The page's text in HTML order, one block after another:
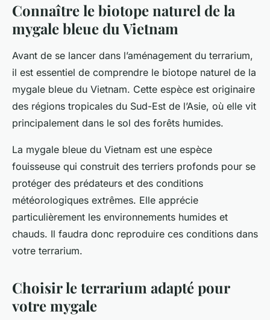
Connaître le biotope naturel de la
mygale bleue du Vietnam
Avant de se lancer dans l’aménagement du terrarium,
il est essentiel de comprendre le biotope naturel de la
mygale bleue du Vietnam. Cette espèce est originaire
des régions tropicales du Sud-Est de l’Asie, où elle vit
principalement dans le sol des forêts humides.
La mygale bleue du Vietnam est une espèce
fouisseuse qui construit des terriers profonds pour se
protéger des prédateurs et des conditions
météorologiques extrêmes. Elle apprécie
particulièrement les environnements humides et
chauds. Il faudra donc reproduire ces conditions dans
votre terrarium.
Choisir le terrarium adapté pour
votre mygale